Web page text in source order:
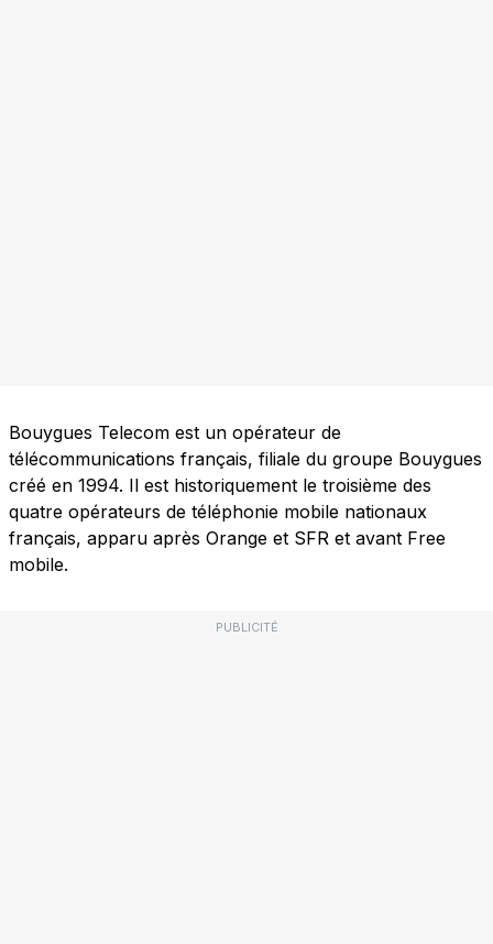
Bouygues Telecom est un opérateur de
télécommunications français, filiale du groupe Bouygues
créé en 1994. Il est historiquement le troisième des
quatre opérateurs de téléphonie mobile nationaux
français, apparu après Orange et SFR et avant Free
mobile.
PUBLICITÉ